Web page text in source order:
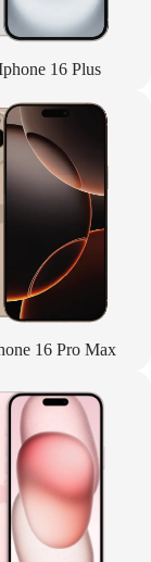
16 Plus
16 Pro Max